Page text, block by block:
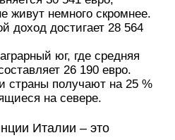
живут немного скромнее.
доход достигает 28 564
юг, где средняя
26 190 евро.
страны получают на 25 %
на севере.
Италии – это